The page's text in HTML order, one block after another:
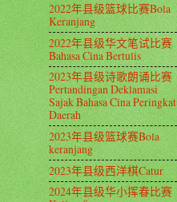
2022年县级篮球比赛Bola
Keranjang
2022年县级华文笔试比赛
Bahasa Cina Bertulis
2023年县级诗歌朗诵比赛
Pertandingan Deklamasi
Sajak Bahasa Cina Peringkat
Daerah
2023年县级篮球赛Bola
keranjang
2023年县级西洋棋Catur
2024年县级华小挥春比赛